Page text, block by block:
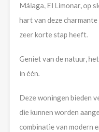
Málaga, El Limonar, op
hart van deze
zeer korte stap heeft.
Geniet van de natuur,
in één.
Deze woningen bieden
die kunnen worden
combinatie van modern